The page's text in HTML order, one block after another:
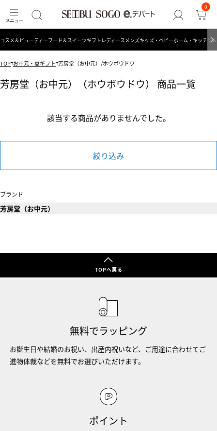
0
コスメ＆ビューティーフード＆スイーツギフト レディース メンズキッズ・ベビーホーム・キッチン
TOP お中元・夏ギフト 芳房堂（お中元）/ホウボウドウ
芳房堂（お中元）（ホウボウドウ） 商品一覧
該当する商品がありませんでした。
絞り込み
ブランド
芳房堂（お中元）
TOPへ戻る
無料でラッピング
お誕生日や結婚のお祝い、出産内祝いなど、ご用途に合わせてご
進物体裁などを無料でお選びいただけます。
ポイント